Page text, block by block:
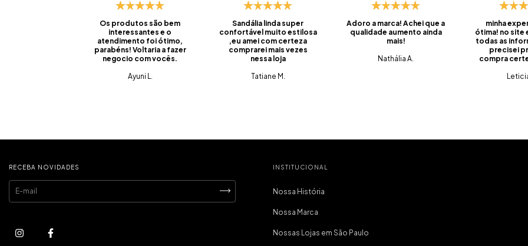
Os produtos são bem
interessantes e o
atendimento foi ótimo,
parabéns! Voltaria a fazer
negocio com vocês.
Ayuni L.
Sandália linda super
confortável muito estilosa
,eu amei com certeza
comprarei mais vezes
nessa loja
Tatiane M.
Adoro a marca! Achei que a
qualidade aumento ainda
mais!
Nathália A.
minha
ótima! no site
todas as
precisei
compra
do prazo,
tudo muito
compra e
RECEBA NOVIDADES INSTITUCIONAL
Nossa História
Nossa Marca
Nossas Lojas em São Paulo